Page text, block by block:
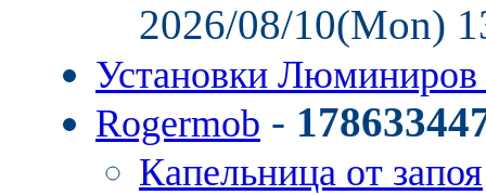
2026/08/10(Mon)
Установки Люминиров
Rogermob -
Капельница от запоя